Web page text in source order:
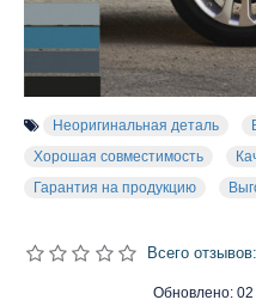
Неоригинальная деталь
Хорошая совместимость
Гарантия на продукцию
Обновлено: 02
Всего